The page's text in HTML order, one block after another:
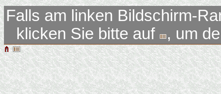
Falls am linken Bildschirm-
klicken Sie bitte auf
, um